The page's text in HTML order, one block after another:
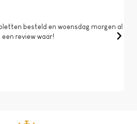
besteld en woensdag morgen al
een review waar!